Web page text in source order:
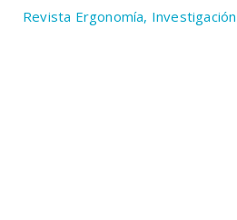
Revista Ergonomía,